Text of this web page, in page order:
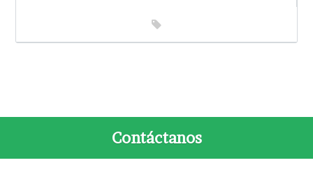
Contáctanos